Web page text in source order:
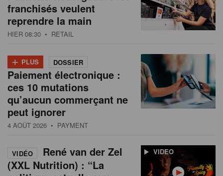
franchisés veulent
reprendre la main
HIER 08:30 • RETAIL
+ PLUS DOSSIER
Paiement électronique :
ces 10 mutations
qu’aucun commerçant ne
peut ignorer
4 AOÛT 2026 • PAYMENT
VIDEO
VIDÉO
René van der Zel
(XXL Nutrition) : “La